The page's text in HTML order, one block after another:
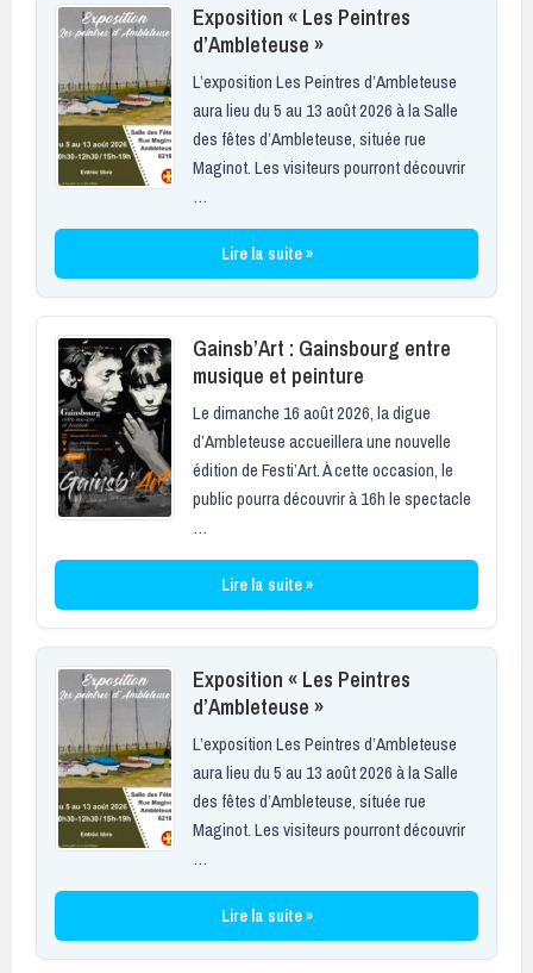
Exposition « Les Peintres
d’Ambleteuse »
L’exposition Les Peintres d’Ambleteuse
aura lieu du 5 au 13 août 2026 à la Salle
des fêtes d’Ambleteuse, située rue
Maginot. Les visiteurs pourront découvrir
…
Lire la suite »
Gainsb’Art : Gainsbourg entre
musique et peinture
Le dimanche 16 août 2026, la digue
d’Ambleteuse accueillera une nouvelle
édition de Festi’Art. À cette occasion, le
public pourra découvrir à 16h le spectacle
…
Lire la suite »
Exposition « Les Peintres
d’Ambleteuse »
L’exposition Les Peintres d’Ambleteuse
aura lieu du 5 au 13 août 2026 à la Salle
des fêtes d’Ambleteuse, située rue
Maginot. Les visiteurs pourront découvrir
…
Lire la suite »